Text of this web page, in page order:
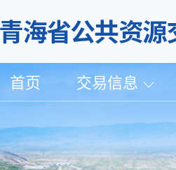
首页 交易信息